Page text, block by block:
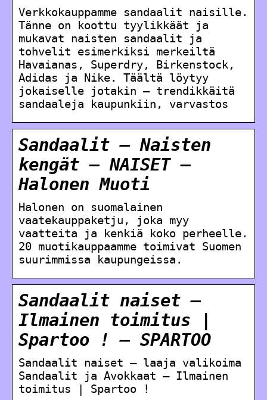
Verkkokauppamme sandaalit naisille.
Tänne on koottu tyylikkäät ja
mukavat naisten sandaalit ja
tohvelit esimerkiksi merkeiltä
Havaianas, Superdry, Birkenstock,
Adidas ja Nike. Täältä löytyy
jokaiselle jotakin – trendikkäitä
sandaaleja kaupunkiin, varvastos
Sandaalit – Naisten
kengät – NAISET –
Halonen Muoti
Halonen on suomalainen
vaatekauppaketju, joka myy
vaatteita ja kenkiä koko perheelle.
20 muotikauppaamme toimivat Suomen
suurimmissa kaupungeissa.
Sandaalit naiset –
Ilmainen toimitus |
Spartoo ! – SPARTOO
Sandaalit naiset – laaja valikoima
Sandaalit ja Avokkaat – Ilmainen
toimitus | Spartoo !